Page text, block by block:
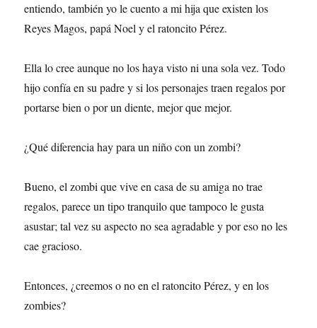
entiendo, también yo le cuento a mi hija que existen los
Reyes Magos, papá Noel y el ratoncito Pérez.
Ella lo cree aunque no los haya visto ni una sola vez. Todo
hijo confía en su padre y si los personajes traen regalos por
portarse bien o por un diente, mejor que mejor.
¿Qué diferencia hay para un niño con un zombi?
Bueno, el zombi que vive en casa de su amiga no trae
regalos, parece un tipo tranquilo que tampoco le gusta
asustar; tal vez su aspecto no sea agradable y por eso no les
cae gracioso.
Entonces, ¿creemos o no en el ratoncito Pérez, y en los
zombies?